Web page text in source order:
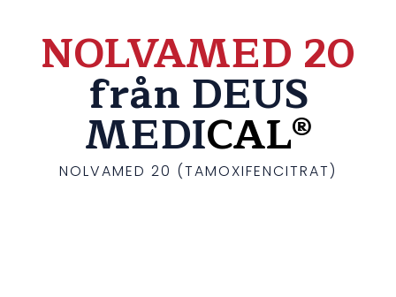
NOLVAMED 20
från DEUS
MEDICAL®
NOLVAMED 20 (TAMOXIFENCITRAT)